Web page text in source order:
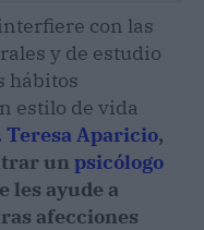
con las
y de estudio
hábitos
estilo de vida
Teresa Aparicio,
un psicólogo
les ayude a
afecciones